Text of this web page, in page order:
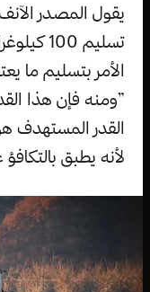
يقول المصدر
تسليم
الأمر بتسليم ما
”ومنه فإن هذا
القدر المستهدف
لأنه يطبق